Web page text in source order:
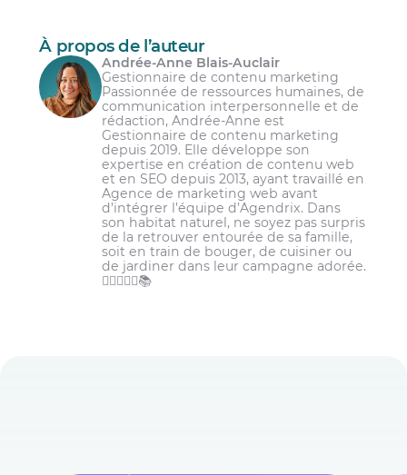
Une conduite inappropriée telle que
harcèlement, la discrimination,
l’intimidation, le vol ou la violence (verbale
ou physique);
Une violation de règles de santé et sécurité
de l’organisation;
Le non-respect de certaines politiques RH
de l’organisation.
Avertissement formel;
Suspension;
Congédiement.
À propos de l’auteur
Andrée-Anne Blais-Auclair
Gestionnaire de contenu marketing
Passionnée de ressources humaines, de
communication interpersonnelle et de
rédaction, Andrée-Anne est
Gestionnaire de contenu marketing
depuis 2019. Elle développe son
expertise en création de contenu web
et en SEO depuis 2013, ayant travaillé en
Agence de marketing web avant
d’intégrer l’équipe d’Agendrix. Dans
son habitat naturel, ne soyez pas surpris
de la retrouver entourée de sa famille,
soit en train de bouger, de cuisiner ou
de jardiner dans leur campagne adorée.
🏋️‍♀️👩‍🌾🌾📚